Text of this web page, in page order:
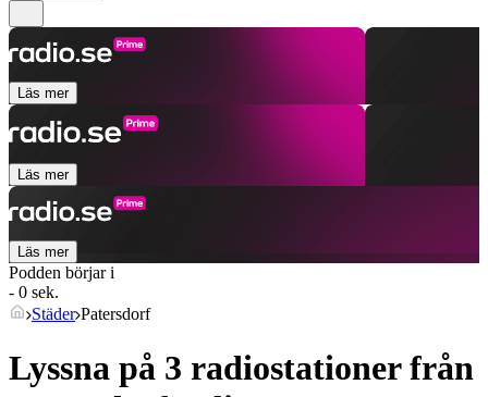
Läs mer
Läs mer
Läs mer
Podden börjar i
- 0 sek.
Städer Patersdorf
Lyssna på 3 radiostationer från